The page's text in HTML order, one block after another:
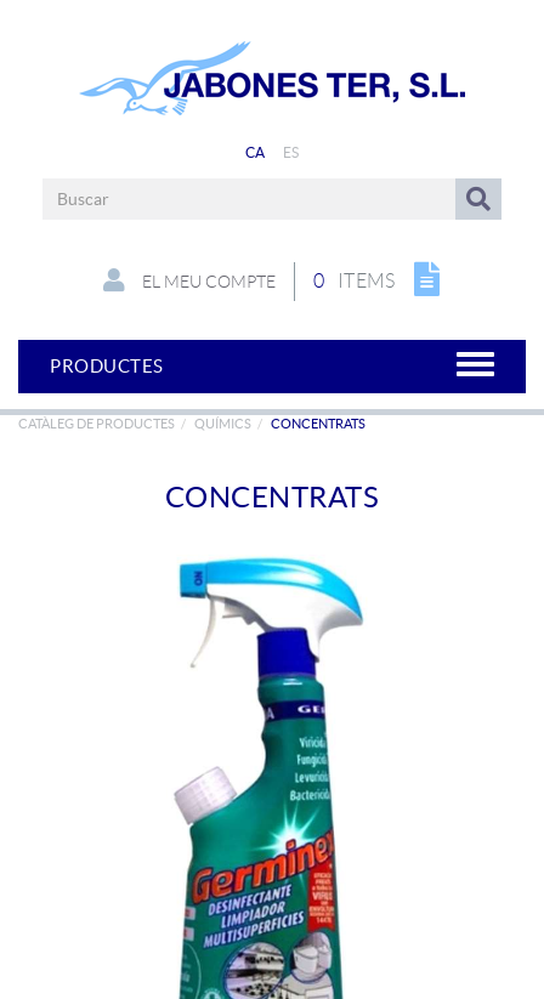
CA ES
0 ITEMS
EL MEU COMPTE
PRODUCTES
CATÀLEG DE PRODUCTES QUÍMICS CONCENTRATS
CONCENTRATS